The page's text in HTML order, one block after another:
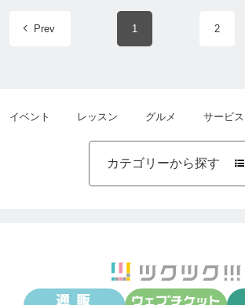
Prev 1 2
イベント レッスン グルメ サービス
カテゴリーから探す 